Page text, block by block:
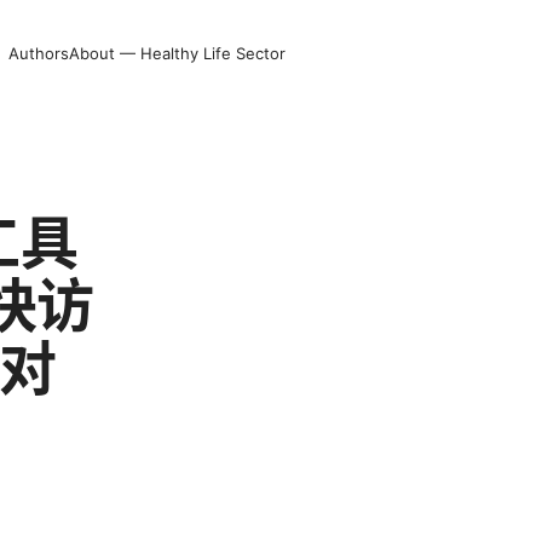
AuthorsAbout — Healthy Life Sector
具
访